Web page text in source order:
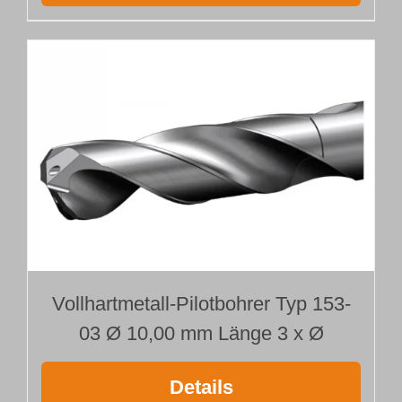
Vollhartmetall-Pilotbohrer Typ 153-
03 Ø 10,00 mm Länge 3 x Ø
Details